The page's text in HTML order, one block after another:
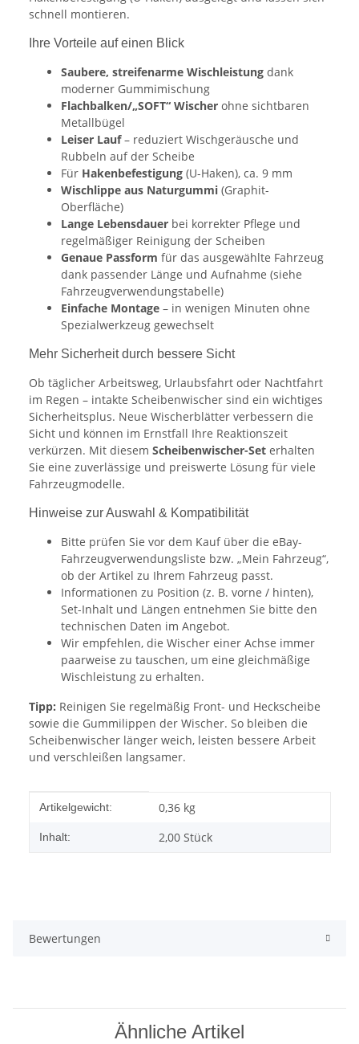
schnell montieren.
Ihre Vorteile auf einen Blick
Saubere, streifenarme Wischleistung dank
moderner Gummimischung
Flachbalken/„SOFT“ Wischer ohne sichtbaren
Metallbügel
Leiser Lauf– reduziert Wischgeräusche und
Rubbeln auf der Scheibe
Für Hakenbefestigung (U-Haken), ca. 9 mm
Wischlippe aus Naturgummi (Graphit-
Oberfläche)
Lange Lebensdauer bei korrekter Pflege und
regelmäßiger Reinigung der Scheiben
Genaue Passform für das ausgewählte Fahrzeug
dank passender Länge und Aufnahme (siehe
Fahrzeugverwendungstabelle)
Einfache Montage – in wenigen Minuten ohne
Spezialwerkzeug gewechselt
Mehr Sicherheit durch bessere Sicht
Ob täglicher Arbeitsweg, Urlaubsfahrt oder Nachtfahrt
im Regen – intakte Scheibenwischer sind ein wichtiges
Sicherheitsplus. Neue Wischerblätter verbessern die
Sicht und können im Ernstfall Ihre Reaktionszeit
verkürzen. Mit diesem Scheibenwischer-Set erhalten
Sie eine zuverlässige und preiswerte Lösung für viele
Fahrzeugmodelle.
Hinweise zur Auswahl & Kompatibilität
Bitte prüfen Sie vor dem Kauf über die eBay-
Fahrzeugverwendungsliste bzw. „Mein Fahrzeug“,
ob der Artikel zu Ihrem Fahrzeug passt.
Informationen zu Position (z. B. vorne / hinten),
Set-Inhalt und Längen entnehmen Sie bitte den
technischen Daten im Angebot.
Wir empfehlen, die Wischer einer Achse immer
paarweise zu tauschen, um eine gleichmäßige
Wischleistung zu erhalten.
Tipp: Reinigen Sie regelmäßig Front- und Heckscheibe
sowie die Gummilippen der Wischer. So bleiben die
Scheibenwischer länger weich, leisten bessere Arbeit
und verschleißen langsamer.
Produkteigenschaft
Wert
Artikelgewicht: 0,36 kg
Inhalt: 2,00 Stück
Bewertungen
Ähnliche Artikel